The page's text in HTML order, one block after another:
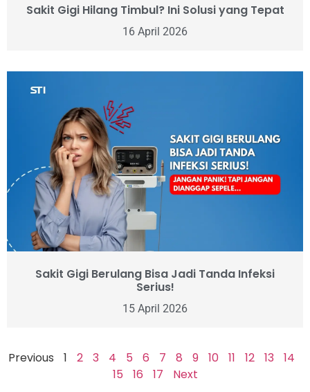
Sakit Gigi Hilang Timbul? Ini Solusi yang Tepat
16 April 2026
Sakit Gigi Berulang Bisa Jadi Tanda Infeksi
Serius!
15 April 2026
Previous 1 2 3 4 5 6 7 8 9 10 11 12 13
14
15
16 17 Next